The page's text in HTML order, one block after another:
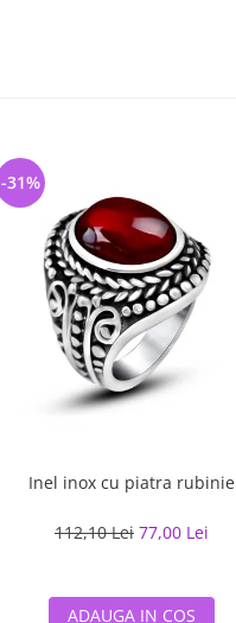
Inel inox cu piatra rubinie
112,10 Lei 77,00 Lei
-31%
ADAUGA IN COS